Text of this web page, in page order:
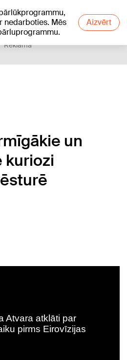
nedarboties. Mēs
Aizvērt
Reklāma
un
kuriozi